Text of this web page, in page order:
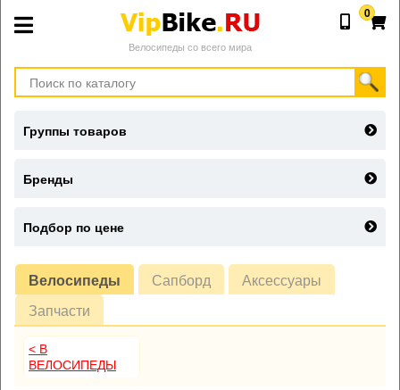
Велосипеды со всего мира
0
Велосипеды Сапборд
Аксессуары
Запчасти
< В
ВЕЛОСИПЕДЫ
Группы товаров
Бренды
Подбор по цене